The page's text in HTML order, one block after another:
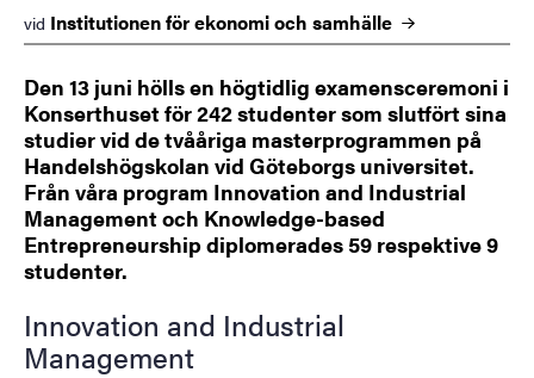
vid Institutionen för ekonomi och samhälle
Den 13 juni hölls en högtidlig examensceremoni i
Konserthuset för 242 studenter som slutfört sina
studier vid de tvååriga masterprogrammen på
Handelshögskolan vid Göteborgs universitet.
Från våra program Innovation and Industrial
Management och Knowledge-based
Entrepreneurship diplomerades 59 respektive 9
studenter.
Innovation and Industrial
Management